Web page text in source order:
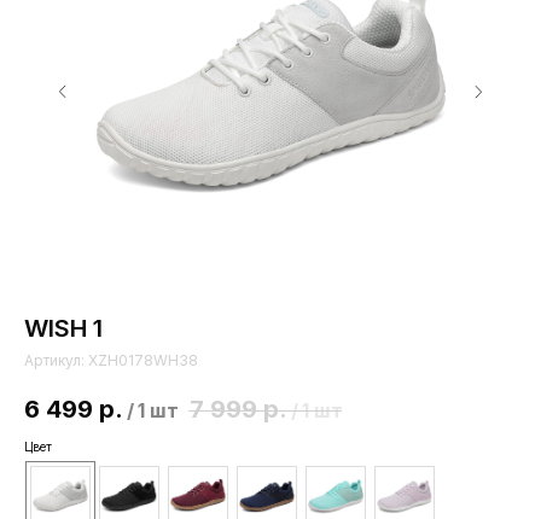
WISH 1
Артикул: XZH0178WH38
6 499 р. /1 шт 7 999 р./1 шт
Цвет